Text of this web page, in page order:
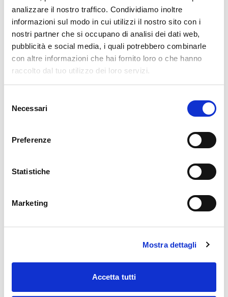
analizzare il nostro traffico. Condividiamo inoltre
informazioni sul modo in cui utilizzi il nostro sito con i
nostri partner che si occupano di analisi dei dati web,
pubblicità e social media, i quali potrebbero combinarle
con altre informazioni che hai fornito loro o che hanno
raccolto dal tuo utilizzo dei loro servizi.
delNecessari
Preferenze
Statistiche
Marketing
Mostra dettagli
Accetta tutti
1 cucchiaino di fecola di patate(per addensare)
👩‍🍳 Preparazione
🥔 Gli gnocchi
, cuoci
glignocchi di patate novelle 4 minuti
pulitoper asciugarli leggermente.
burrofinché risultano leggermente dorati.
Quando il formaggio inizia a fondere, aggiungiun
cucchiaino di fecola sciolta in un goccio d’acqua
Mescola continuamente fino ad ottenere unacrema